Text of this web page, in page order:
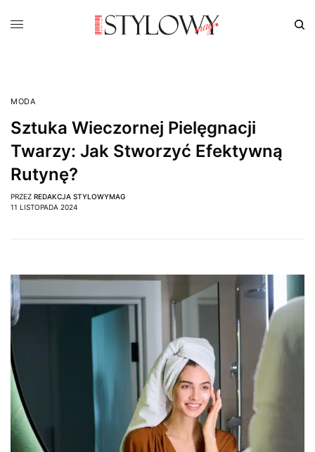
MODA
Sztuka Wieczornej Pielęgnacji
Twarzy: Jak Stworzyć Efektywną
Rutynę?
PRZEZ REDAKCJA STYLOWYMAG
11 LISTOPADA 2024